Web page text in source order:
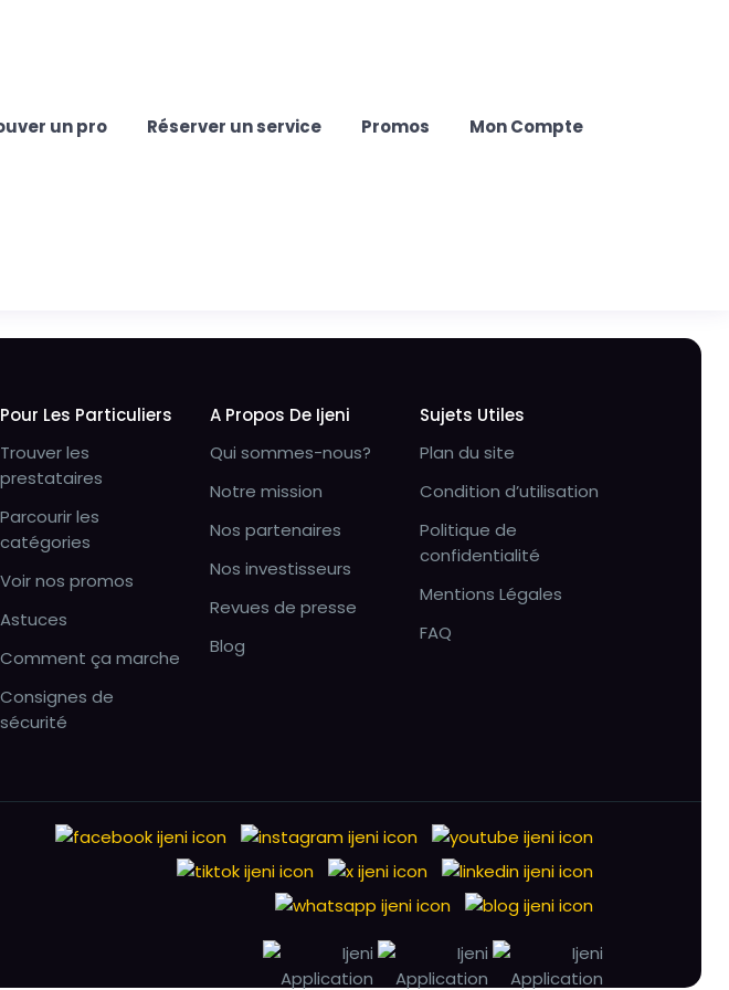
un pro Réserver un service Promos Mon Compte
Pour Les Particuliers
Trouver les
prestataires
Parcourir les
catégories
Voir nos promos
Astuces
Comment ça marche
Consignes de
sécurité
A Propos De Ijeni
Qui sommes-nous?
Notre mission
Nos partenaires
Nos investisseurs
Revues de presse
Blog
Sujets Utiles
Plan du site
Condition d’utilisation
Politique de
confidentialité
Mentions Légales
FAQ